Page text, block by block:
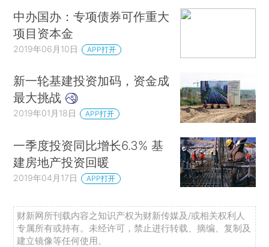
中办国办：专项债券可作重大
项目资本金
2019年06月10日 APP打开
新一轮基建投资加码，资金成
最大挑战
2019年01月18日 APP打开
一季度投资同比增长6.3% 基
建房地产投资回暖
2019年04月17日 APP打开
财新网所刊载内容之知识产权为财新传媒及/或相关权利人
专属所有或持有。未经许可，禁止进行转载、摘编、复制及
建立镜像等任何使用。